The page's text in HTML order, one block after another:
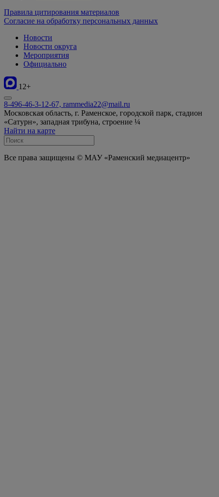
Правила цитирования материалов
Согласие на обработку персональных данных
Новости
Новости округа
Мероприятия
Официально
12+
8-496-46-3-12-67, rammedia22@mail.ru
Московская область, г. Раменское, городской парк, стадион
«Сатурн», западная трибуна, строение ¼
Найти на карте
Все права защищены © МАУ «Раменский медиацентр»